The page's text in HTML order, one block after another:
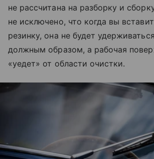
не рассчитана на разборку и
не исключено, что когда вы
резинку, она не будет
должным образом, а рабочая
«уедет» от области очистки.